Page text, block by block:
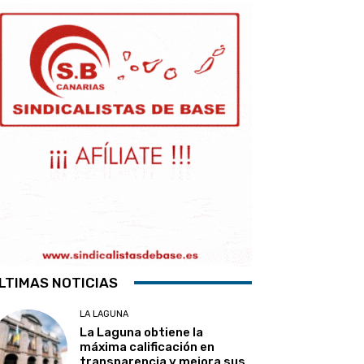
NOTICIAS
LA LAGUNA
La Laguna obtiene la
máxima calificación en